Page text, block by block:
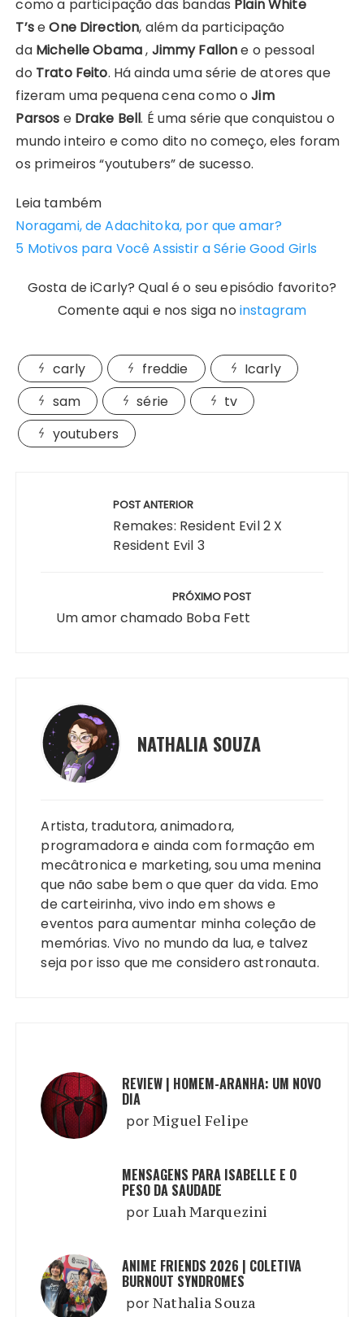
como a participação das bandas Plain White
T’seOne Direction, além da participação
da Michelle Obama, Jimmy Fallone o pessoal
do Trato Feito. Há ainda uma série de atores que
fizeram uma pequena cena como oJim
Parsos e Drake Bell. É uma série que conquistou o
mundo inteiro e como dito no começo, eles foram
os primeiros “youtubers” de sucesso.
Leia também
Noragami, de Adachitoka, por que amar?
5 Motivos para Você Assistir a Série Good Girls
Gosta de iCarly? Qual é o seu episódio favorito?
Comente aqui e nos siga no instagram
carly freddie
Icarly
sam
série
tv
youtubers
POST ANTERIOR
Remakes: Resident Evil 2 X
Resident Evil 3
PRÓXIMO POST
Um amor chamado Boba Fett
NATHALIA SOUZA
Artista, tradutora, animadora,
programadora e ainda com formação em
mecâtronica e marketing, sou uma menina
que não sabe bem o que quer da vida. Emo
de carteirinha, vivo indo em shows e
eventos para aumentar minha coleção de
memórias. Vivo no mundo da lua, e talvez
seja por isso que me considero astronauta.
REVIEW | HOMEM-ARANHA: UM NOVO
DIA
porMiguel Felipe
MENSAGENS PARA ISABELLE E O
PESO DA SAUDADE
porLuah Marquezini
ANIME FRIENDS 2026 | COLETIVA
BURNOUT SYNDROMES
porNathalia Souza